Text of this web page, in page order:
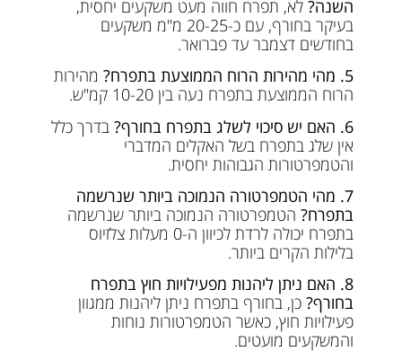
השנה? לא, תפרח חווה מעט משקעים יחסית,
בעיקר בחורף, עם כ-20-25 מ"מ משקעים
בחודשים דצמבר עד פברואר.
5. מהי מהירות הרוח הממוצעת בתפרח?
מהירות
הרוח הממוצעת בתפרח נעה בין 10-20 קמ"ש.
6. האם יש סיכוי לשלג בתפרח בחורף?
בדרך כלל
אין שלג בתפרח בשל האקלים המדברי
והטמפרטורות הגבוהות יחסית.
7. מהי הטמפרטורה הנמוכה ביותר שנרשמה
בתפרח? הטמפרטורה הנמוכה ביותר שנרשמה
בתפרח יכולה לרדת לכיוון ה-0 מעלות צלזיוס
בלילות הקרים ביותר.
8. האם ניתן ליהנות מפעילויות חוץ בתפרח
בחורף? כן, בחורף בתפרח ניתן ליהנות ממגוון
פעילויות חוץ, כאשר הטמפרטורות נוחות
והמשקעים מועטים.